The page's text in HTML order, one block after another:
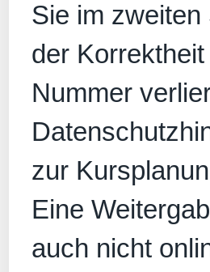
Sie im
der
Nummer
zur
Eine
auch nicht